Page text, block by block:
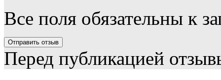
Все поля обязательны к
Перед публикацией